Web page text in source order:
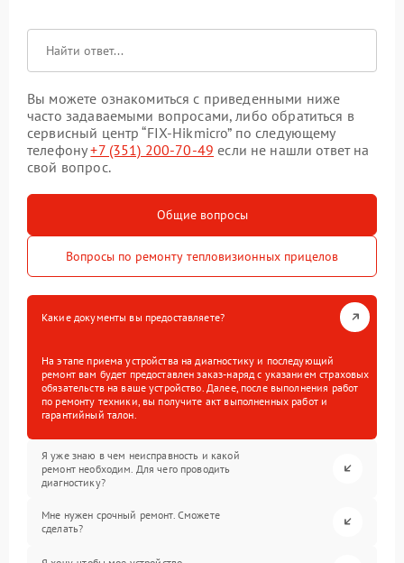
Вы можете ознакомиться с приведенными ниже
часто задаваемыми вопросами, либо обратиться в
сервисный центр “FIX-Hikmicro” по следующему
телефону+7 (351) 200-70-49 если не нашли ответ на
свой вопрос.
Общие вопросы
Вопросы по ремонту тепловизионных прицелов
Какие документы вы предоставляете?
На этапе приема устройства на диагностику и последующий
ремонт вам будет предоставлен заказ-наряд с указанием страховых
обязательств на ваше устройство. Далее, после выполнения работ
по ремонту техники, вы получите акт выполненных работ и
гарантийный талон.
Я уже знаю в чем неисправность и какой
ремонт необходим. Для чего проводить
диагностику?
Мне нужен срочный ремонт. Сможете
сделать?